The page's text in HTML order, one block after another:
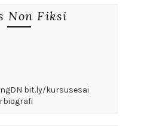
Non Fiksi
bit.ly/kursusesai